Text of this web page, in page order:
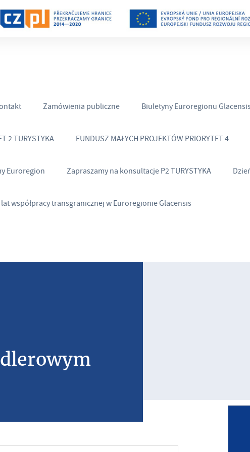
Zamówienia publiczne Biuletyny Euroregionu
2 TURYSTYKA FUNDUSZ MAŁYCH PROJEKTÓW PRIORYTET 4
Euroregion Zapraszamy na konsultacje P2 TURYSTYKA
współpracy transgranicznej w Euroregionie Glacensis